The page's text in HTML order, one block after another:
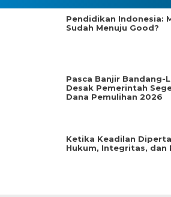
Pendidikan Indonesia:
Sudah Menuju Good?
Pasca Banjir Bandang-
Desak Pemerintah
Dana Pemulihan 2026
Ketika Keadilan
Hukum, Integritas, dan